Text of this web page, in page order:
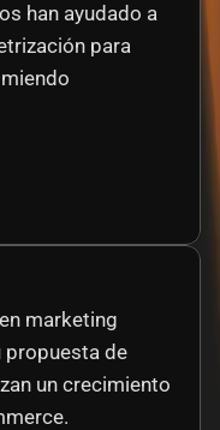
han ayudado a
para
marketing
propuesta de
un crecimiento